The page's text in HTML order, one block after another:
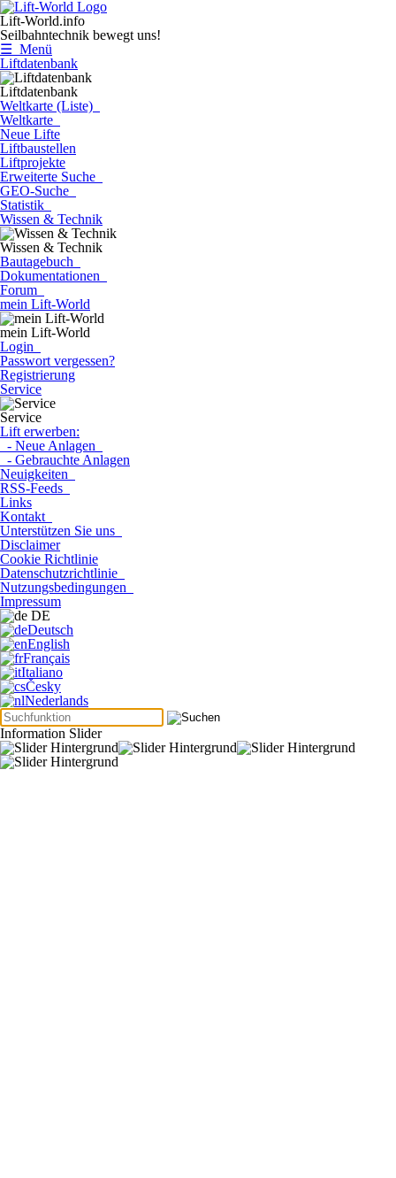
Lift-World.info
Seilbahntechnik bewegt uns!
☰ Menü
Liftdatenbank
Liftdatenbank
Weltkarte (Liste)
Weltkarte
Neue Lifte
Liftbaustellen
Liftprojekte
Erweiterte Suche
GEO-Suche
Statistik
Wissen & Technik
Wissen & Technik
Bautagebuch
Dokumentationen
Forum
mein Lift-World
mein Lift-World
Login
Passwort vergessen?
Registrierung
Service
Service
Lift erwerben:
- Neue Anlagen
- Gebrauchte Anlagen
Neuigkeiten
RSS-Feeds
Links
Kontakt
Unterstützen Sie uns
Disclaimer
Cookie Richtlinie
Datenschutzrichtlinie
Nutzungsbedingungen
Impressum
DE
Deutsch
English
Français
Italiano
Česky
Nederlands
Information Slider